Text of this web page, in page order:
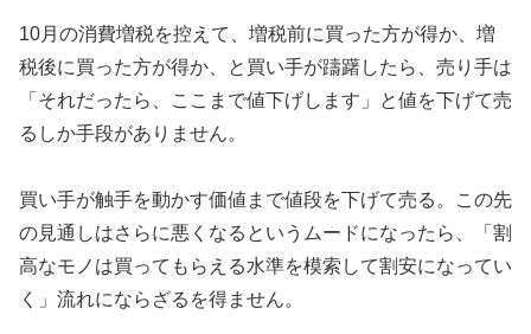
10月の消費増税を控えて、増税前に買った方が得か、増
税後に買った方が得か、と買い手が躊躇したら、売り手は
「それだったら、ここまで値下げします」と値を下げて売
るしか手段がありません。
買い手が触手を動かす価値まで値段を下げて売る。この先
の見通しはさらに悪くなるというムードになったら、「割
高なモノは買ってもらえる水準を模索して割安になってい
く」流れにならざるを得ません。